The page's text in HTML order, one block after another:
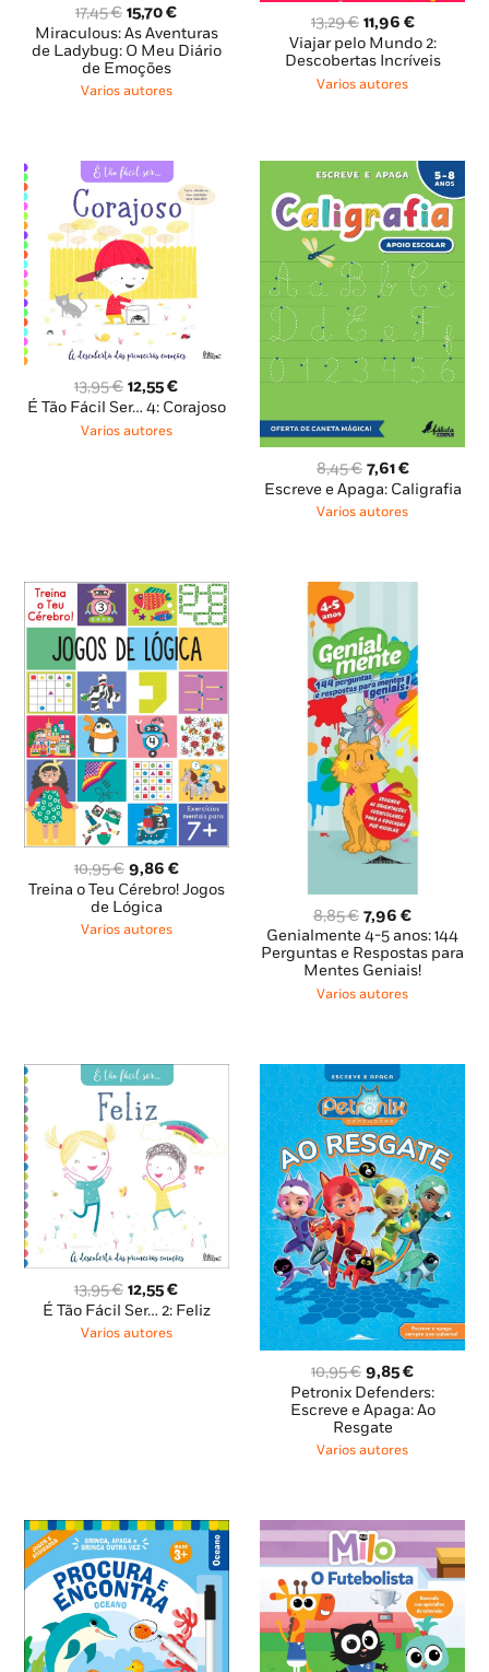
17,45€ O
preço
original
era:
17,45 €.
15,70€O
preço
atual
Miraculous: As Aventuras
de Ladybug: O Meu Diário
de Emoções
Varios autores
13,29€ O
preço
original
era:
11,96 €O
preço
atual
Viajar pelo Mundo 2:
Descobertas Incríveis
Varios autores
13,95€ O
preço
original
12,55€O
preço
É Tão Fácil Ser… 4: Corajoso
Varios autores
8,45€ O
preço
original
7,61€O
preço
atual
Escreve e Apaga: Caligrafia
Varios autores
10,95€ O
preço
original
era:
9,86 €O
preço
Treina o Teu Cérebro! Jogos
de Lógica
Varios autores
8,85€ O
preço
original
era:
8,85 €.
7,96€O
preço
atual
é:
Genialmente 4-5 anos: 144
Perguntas e Respostas para
Mentes Geniais!
Varios autores
13,95€ O
preço
original
12,55€O
preço
É Tão Fácil Ser… 2: Feliz
Varios autores
10,95€ O
preço
original
era:
10,95 €.
9,85€O
preço
atual
Petronix Defenders:
Escreve e Apaga: Ao
Resgate
Varios autores